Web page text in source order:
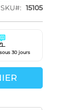
SKU
15105
30 jours